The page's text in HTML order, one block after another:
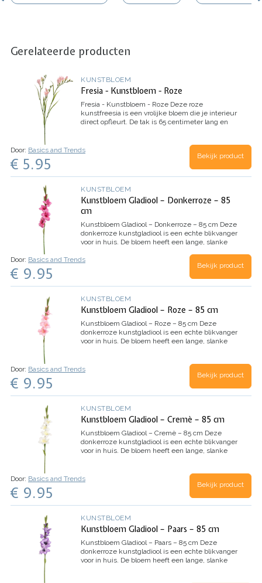
Gerelateerde producten
KUNSTBLOEM
Fresia - Kunstbloem - Roze
Fresia - Kunstbloem - Roze Deze roze
kunstfreesia is een vrolijke bloem die je interieur
direct opfleurt. De tak is 65 centimeter lang en
Door: Basics and Trends
€ 5.95 Bekijk product
KUNSTBLOEM
Kunstbloem Gladiool – Donkerroze – 85
cm
Kunstbloem Gladiool – Donkerroze – 85 cm Deze
donkerroze kunstgladiool is een echte blikvanger
voor in huis. De bloem heeft een lange, slanke
langs de stengel.…
Door: Basics and Trends
€ 9.95 Bekijk product
KUNSTBLOEM
Kunstbloem Gladiool – Roze – 85 cm
Kunstbloem Gladiool – Roze – 85 cm Deze
donkerroze kunstgladiool is een echte blikvanger
voor in huis. De bloem heeft een lange, slanke
Door: Basics and Trends
€ 9.95 Bekijk product
KUNSTBLOEM
Kunstbloem Gladiool – Cremè – 85 cm
Kunstbloem Gladiool – Cremè – 85 cm Deze
donkerroze kunstgladiool is een echte blikvanger
voor in huis. De bloem heeft een lange, slanke
Door: Basics and Trends
€ 9.95 Bekijk product
KUNSTBLOEM
Kunstbloem Gladiool – Paars – 85 cm
Kunstbloem Gladiool – Paars – 85 cm Deze
donkerroze kunstgladiool is een echte blikvanger
voor in huis. De bloem heeft een lange, slanke